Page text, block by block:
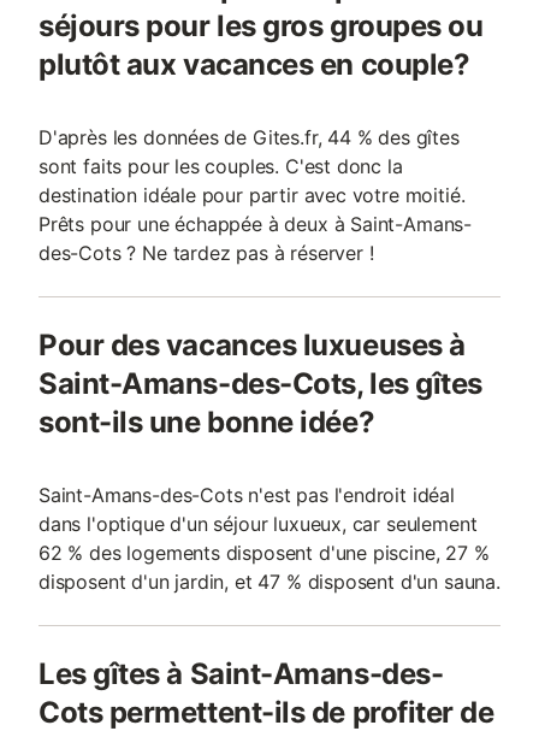
séjours pour les gros groupes ou
plutôt aux vacances en couple?
D'après les données de Gites.fr, 44 % des gîtes
sont faits pour les couples. C'est donc la
destination idéale pour partir avec votre moitié.
Prêts pour une échappée à deux à Saint-Amans-
des-Cots ? Ne tardez pas à réserver !
Pour des vacances luxueuses à
Saint-Amans-des-Cots, les gîtes
sont-ils une bonne idée?
Saint-Amans-des-Cots n'est pas l'endroit idéal
dans l'optique d'un séjour luxueux, car seulement
62 % des logements disposent d'une piscine, 27 %
disposent d'un jardin, et 47 % disposent d'un sauna.
Les gîtes à Saint-Amans-des-
Cots permettent-ils de profiter de